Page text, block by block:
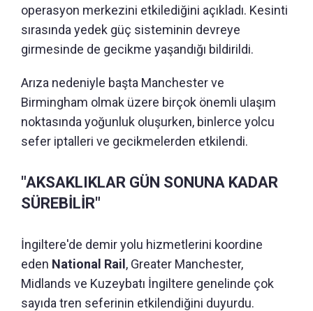
operasyon merkezini etkilediğini açıkladı. Kesinti
sırasında yedek güç sisteminin devreye
girmesinde de gecikme yaşandığı bildirildi.
Arıza nedeniyle başta Manchester ve
Birmingham olmak üzere birçok önemli ulaşım
noktasında yoğunluk oluşurken, binlerce yolcu
sefer iptalleri ve gecikmelerden etkilendi.
"AKSAKLIKLAR GÜN SONUNA KADAR
SÜREBİLİR"
İngiltere'de demir yolu hizmetlerini koordine
eden National Rail, Greater Manchester,
Midlands ve Kuzeybatı İngiltere genelinde çok
sayıda tren seferinin etkilendiğini duyurdu.